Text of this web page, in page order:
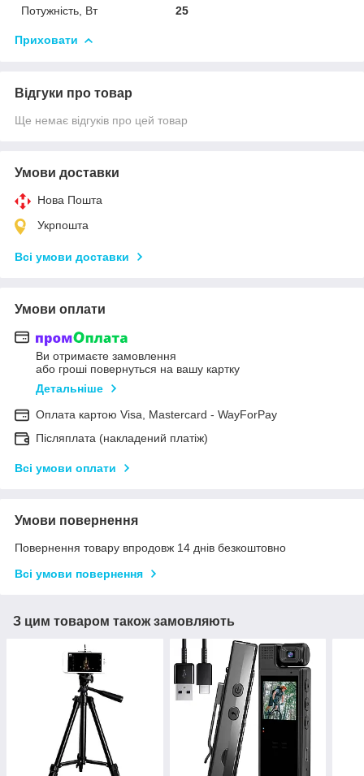
Потужність, Вт
25
Приховати
Відгуки про товар
Ще немає відгуків про цей товар
Умови доставки
Нова Пошта
Укрпошта
Всі умови доставки
Умови оплати
Ви отримаєте замовлення
або гроші повернуться на вашу картку
Детальніше
Оплата картою Visa, Mastercard - WayForPay
Післяплата (накладений платіж)
Всі умови оплати
Умови повернення
Повернення товару впродовж 14 днів безкоштовно
Всі умови повернення
З цим товаром також замовляють